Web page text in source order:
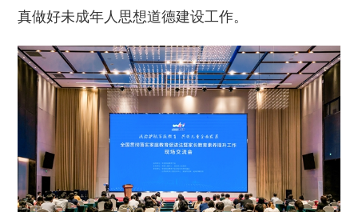
真做好未成年人思想道德建设工作。